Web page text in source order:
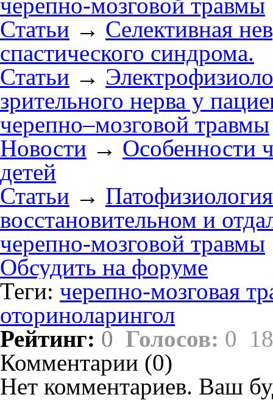
Статьи → Селективная
спастического синдрома.
Статьи →
зрительного нерва у
черепно–мозговой травмы
Новости → Особенности
детей
Статьи →
восстановительном и
черепно-мозговой травмы
Обсудить на форуме
Теги: черепно-мозговая
оториноларингол
Рейтинг: 0 Голосов: 0
Комментарии (0)
Нет комментариев. Ваш